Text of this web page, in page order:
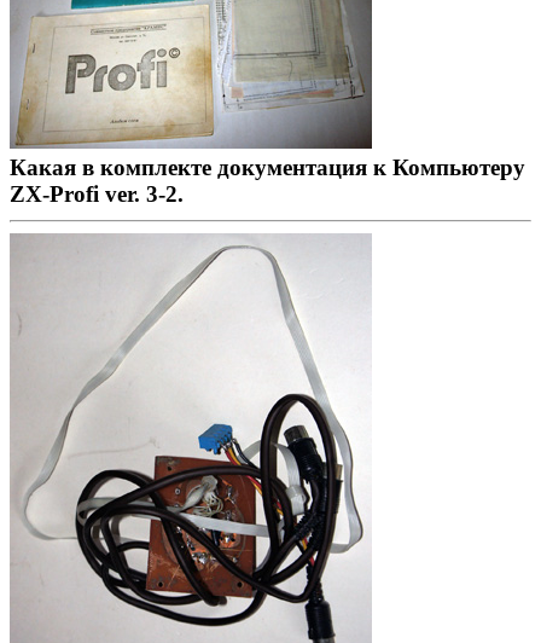
Какая в комплекте документация к Компьютеру
ZX-Profi ver. 3-2.